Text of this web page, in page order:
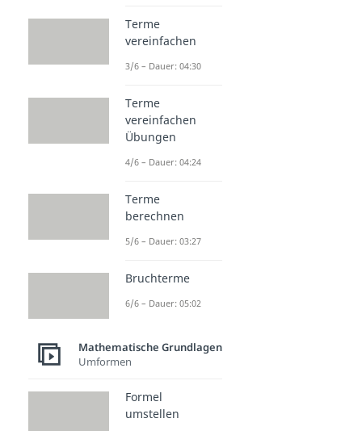
Terme
vereinfachen
3/6 – Dauer: 04:30
Terme
vereinfachen
Übungen
4/6 – Dauer: 04:24
Terme
berechnen
5/6 – Dauer: 03:27
Bruchterme
6/6 – Dauer: 05:02
Mathematische Grundlagen
Umformen
Formel
umstellen